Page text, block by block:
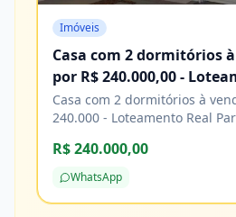
Imóveis
Casa com 2 dormitórios
por R$ 240.000,00 -
- Três Lagoas/MS
Casa com 2 dormitórios à
240.000 - Loteamento Real
R$ 240.000,00
WhatsApp